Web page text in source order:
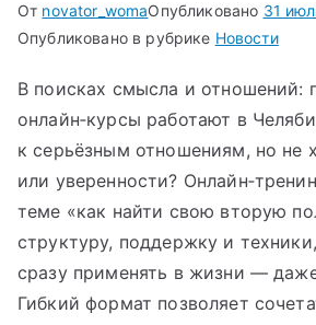
От novator_womaОпубликовано 31
Опубликовано в рубрике Новости
В поисках смысла и отношений:
онлайн‑курсы работают в
к серьёзным отношениям, но не
или уверенности?
теме «как найти свою вторую
структуру, поддержку и
сразу применять в жизни —
Гибкий формат позволяет